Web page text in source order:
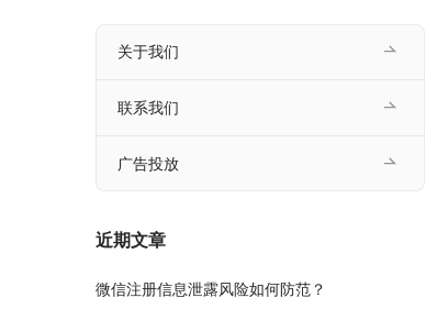
关于我们
联系我们
广告投放
近期文章
微信注册信息泄露风险如何防范？